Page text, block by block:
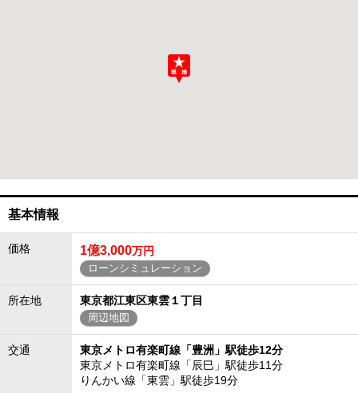
基本情報
価格 1億3,000万円
ローンシミュレーション
所在地 東京都江東区東雲１丁目
周辺地図
交通
東京メトロ有楽町線「豊洲」駅徒歩12分
東京メトロ有楽町線「辰巳」駅徒歩11分
りんかい線「東雲」駅徒歩19分